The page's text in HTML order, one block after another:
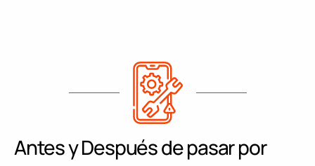
Antes y Después de pasar por